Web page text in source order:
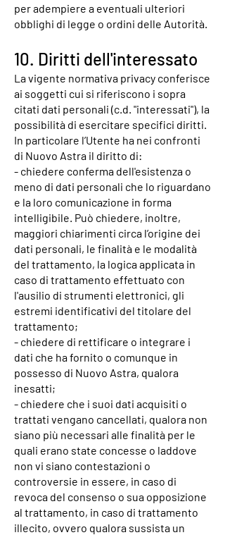
per adempiere a eventuali ulteriori
obblighi di legge o ordini delle Autorità.
10. Diritti dell'interessato
La vigente normativa privacy conferisce
ai soggetti cui si riferiscono i sopra
citati dati personali (c.d. "interessati"), la
possibilità di esercitare specifici diritti.
In particolare l’Utente ha nei confronti
di Nuovo Astra il diritto di:
- chiedere conferma dell'esistenza o
meno di dati personali che lo riguardano
e la loro comunicazione in forma
intelligibile. Può chiedere, inoltre,
maggiori chiarimenti circa l’origine dei
dati personali, le finalità e le modalità
del trattamento, la logica applicata in
caso di trattamento effettuato con
l'ausilio di strumenti elettronici, gli
estremi identificativi del titolare del
trattamento;
- chiedere di rettificare o integrare i
dati che ha fornito o comunque in
possesso di Nuovo Astra, qualora
inesatti;
- chiedere che i suoi dati acquisiti o
trattati vengano cancellati, qualora non
siano più necessari alle finalità per le
quali erano state concesse o laddove
non vi siano contestazioni o
controversie in essere, in caso di
revoca del consenso o sua opposizione
al trattamento, in caso di trattamento
illecito, ovvero qualora sussista un